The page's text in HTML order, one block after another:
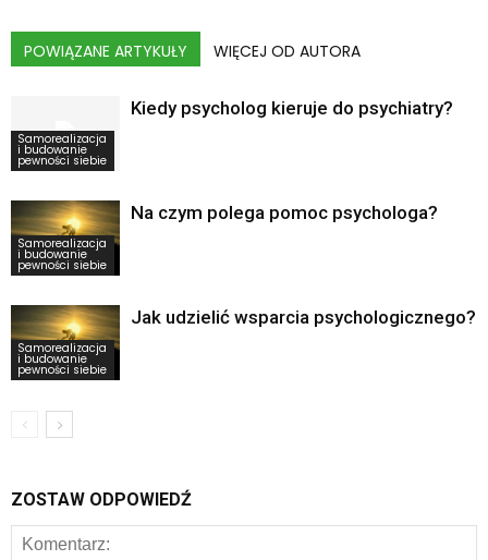
POWIĄZANE ARTYKUŁY WIĘCEJ OD AUTORA
Samorealizacja
i budowanie
pewności siebie
Kiedy psycholog kieruje do psychiatry?
Samorealizacja
i budowanie
pewności siebie
Na czym polega pomoc psychologa?
Samorealizacja
i budowanie
pewności siebie
Jak udzielić wsparcia psychologicznego?
ZOSTAW ODPOWIEDŹ